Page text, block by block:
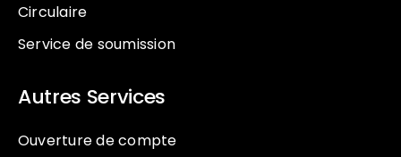
Circulaire
Service de soumission
Autres Services
Ouverture de compte